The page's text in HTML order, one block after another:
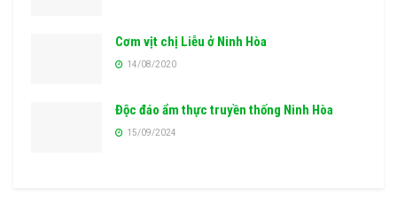
Cơm vịt chị Liễu ở Ninh Hòa
14/08/2020
Độc đáo ẩm thực truyền thống Ninh Hòa
15/09/2024